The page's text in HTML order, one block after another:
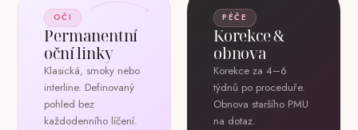
OČI
Permanentní
oční linky
Klasická, smoky nebo
interline. Definovaný
pohled bez
každodenního líčení.
PÉČE
Korekce &
obnova
Korekce za 4–6
týdnů po proceduře.
Obnova staršího PMU
na dotaz.